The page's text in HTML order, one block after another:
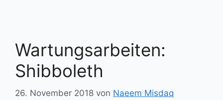
Wartungsarbeiten:
Shibboleth
26. November 2018 von Naeem Misdaq